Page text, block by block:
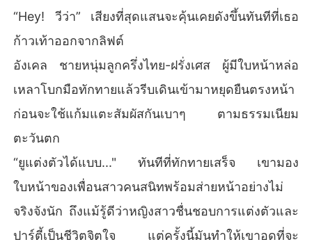
“Hey! วีว่า” เสียงที่สุดแสนจะคุ้นเคยดังขึ้นทันทีที่เธอ
ก้าวเท้าออกจากลิฟต์
อังเคล ชายหนุ่มลูกครึ่งไทย-ฝรั่งเศส ผู้มีใบหน้าหล่อ
เหลาโบกมือทักทายแล้วรีบเดินเข้ามาหยุดยืนตรงหน้า
ก่อนจะใช้แก้มแตะสัมผัสกันเบาๆ ตามธรรมเนียม
ตะวันตก
“ยูแต่งตัวได้แบบ..." ทันทีที่ทักทายเสร็จ เขามอง
ใบหน้าของเพื่อนสาวคนสนิทพร้อมส่ายหน้าอย่างไม่
จริงจังนัก ถึงแม้รู้ดีว่าหญิงสาวชื่นชอบการแต่งตัวและ
ปาร์ตี้เป็นชีวิตจิตใจ แต่ครั้งนี้มันทำให้เขาอดที่จะ